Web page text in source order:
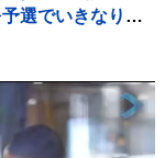
選でいきなりマ
トライアル】